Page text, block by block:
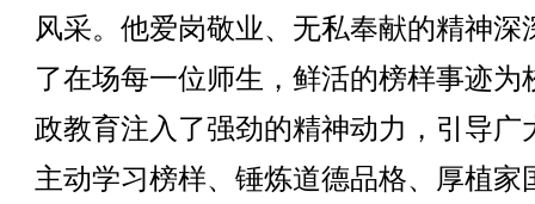
风采。他爱岗敬业、无私奉献的精神深
了在场每一位师生，鲜活的榜样事迹为
政教育注入了强劲的精神动力，引导广
主动学习榜样、锤炼道德品格、厚植家